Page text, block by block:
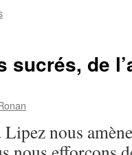
sucrés, de
nous